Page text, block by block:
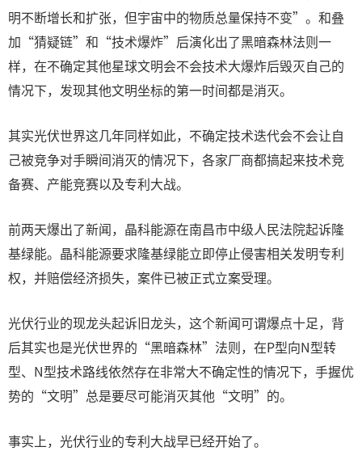
明不断增长和扩张，但宇宙中的物质总量保持不变”。和叠
加“猜疑链”和“技术爆炸”后演化出了黑暗森林法则一
样，在不确定其他星球文明会不会技术大爆炸后毁灭自己的
情况下，发现其他文明坐标的第一时间都是消灭。
其实光伏世界这几年同样如此，不确定技术迭代会不会让自
己被竞争对手瞬间消灭的情况下，各家厂商都搞起来技术竞
备赛、产能竞赛以及专利大战。
前两天爆出了新闻，晶科能源在南昌市中级人民法院起诉隆
基绿能。晶科能源要求隆基绿能立即停止侵害相关发明专利
权，并赔偿经济损失，案件已被正式立案受理。
光伏行业的现龙头起诉旧龙头，这个新闻可谓爆点十足，背
后其实也是光伏世界的“黑暗森林”法则，在P型向N型转
型、N型技术路线依然存在非常大不确定性的情况下，手握优
势的“文明”总是要尽可能消灭其他“文明”的。
事实上，光伏行业的专利大战早已经开始了。